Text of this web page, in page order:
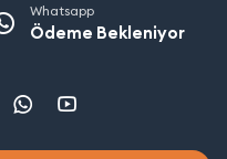
Whatsapp
Ödeme Bekleniyor